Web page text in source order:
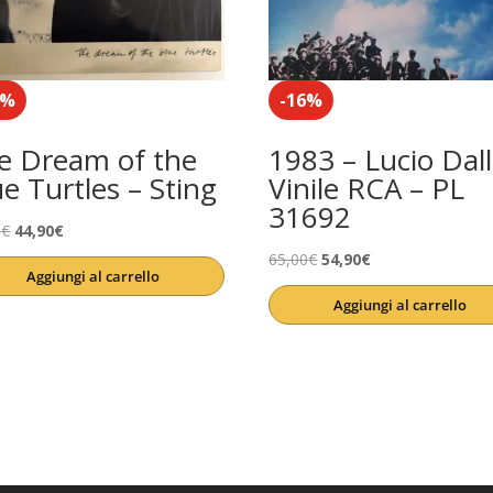
Dream of the
Turtles – Sting
€ Il
prezzo
originale
44,90€Il
prezzo
attuale
Aggiungi al carrello
-16%
1983 – Lucio
Vinile RCA – PL
31692
65,00€Il
prezzo
originale
54,90€Il
prezzo
attuale
Aggiungi al carrello